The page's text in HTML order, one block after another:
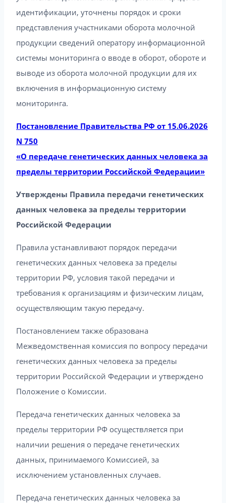
идентификации, уточнены порядок и сроки
представления участниками оборота молочной
продукции сведений оператору информационной
системы мониторинга о вводе в оборот, обороте и
выводе из оборота молочной продукции для их
включения в информационную систему
мониторинга.
Постановление Правительства РФ от 15.06.2026
N 750
«О передаче генетических данных человека за
пределы территории Российской Федерации»
Утверждены Правила передачи генетических
данных человека за пределы территории
Российской Федерации
Правила устанавливают порядок передачи
генетических данных человека за пределы
территории РФ, условия такой передачи и
требования к организациям и физическим лицам,
осуществляющим такую передачу.
Постановлением также образована
Межведомственная комиссия по вопросу передачи
генетических данных человека за пределы
территории Российской Федерации и утверждено
Положение о Комиссии.
Передача генетических данных человека за
пределы территории РФ осуществляется при
наличии решения о передаче генетических
данных, принимаемого Комиссией, за
исключением установленных случаев.
Передача генетических данных человека за